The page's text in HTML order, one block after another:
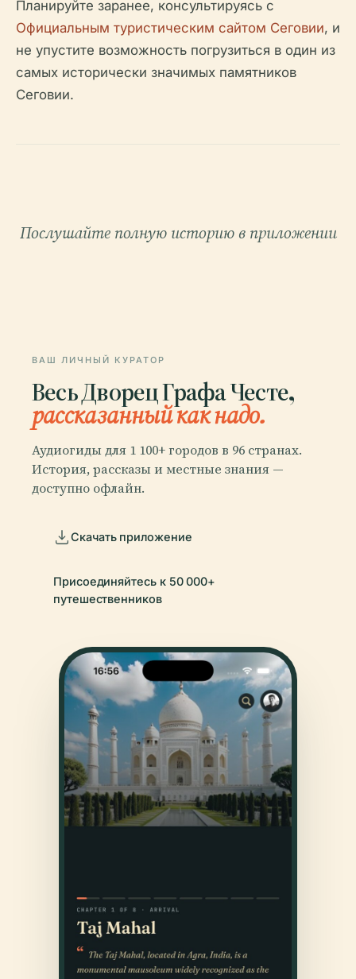
Планируйте заранее, консультируясь с
Официальным туристическим сайтом Сеговии, и
не упустите возможность погрузиться в один из
самых исторически значимых памятников
Сеговии.
Послушайте полную историю в приложении
ВАШ ЛИЧНЫЙ КУРАТОР
Весь Дворец Графа Честе,
рассказанный как надо.
Аудиогиды для 1 100+ городов в 96 странах.
История, рассказы и местные знания —
доступно офлайн.
Скачать приложение
Присоединяйтесь к 50 000+
путешественников